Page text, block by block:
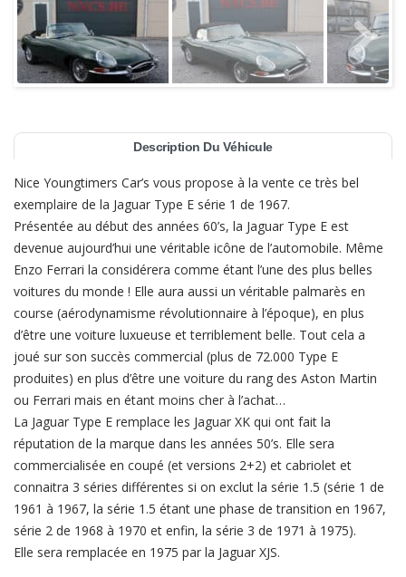
Description Du Véhicule
Nice Youngtimers Car’s vous propose à la vente ce très bel
exemplaire de la Jaguar Type E série 1 de 1967.
Présentée au début des années 60’s, la Jaguar Type E est
devenue aujourd’hui une véritable icône de l’automobile. Même
Enzo Ferrari la considérera comme étant l’une des plus belles
voitures du monde ! Elle aura aussi un véritable palmarès en
course (aérodynamisme révolutionnaire à l’époque), en plus
d’être une voiture luxueuse et terriblement belle. Tout cela a
joué sur son succès commercial (plus de 72.000 Type E
produites) en plus d’être une voiture du rang des Aston Martin
ou Ferrari mais en étant moins cher à l’achat…
La Jaguar Type E remplace les Jaguar XK qui ont fait la
réputation de la marque dans les années 50’s. Elle sera
commercialisée en coupé (et versions 2+2) et cabriolet et
connaitra 3 séries différentes si on exclut la série 1.5 (série 1 de
1961 à 1967, la série 1.5 étant une phase de transition en 1967,
série 2 de 1968 à 1970 et enfin, la série 3 de 1971 à 1975).
Elle sera remplacée en 1975 par la Jaguar XJS.